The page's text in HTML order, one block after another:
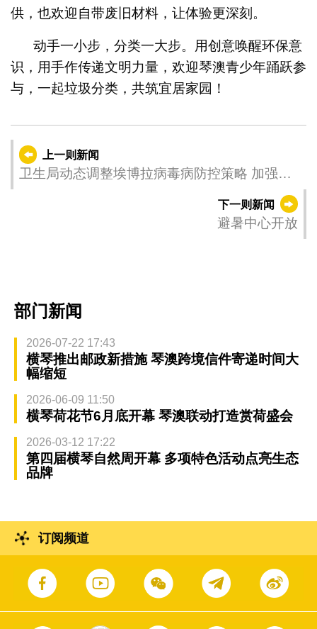
供，也欢迎自带废旧材料，让体验更深刻。
动手一小步，分类一大步。用创意唤醒环保意
识，用手作传递文明力量，欢迎琴澳青少年踊跃参
与，一起垃圾分类，共筑宜居家园！
上一则新闻
卫生局动态调整埃博拉病毒病防控策略 加强高
下一则新闻
避暑中心开放
部门新闻
2026-07-22 17:43
横琴推出邮政新措施 琴澳跨境信件寄递时间大
幅缩短
2026-06-09 11:50
横琴荷花节6月底开幕 琴澳联动打造赏荷盛会
2026-03-12 17:22
第四届横琴自然周开幕 多项特色活动点亮生态
品牌
订阅频道